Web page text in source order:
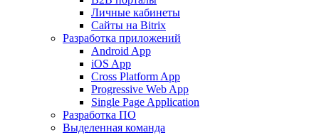
Личные кабинеты
Сайты на Bitrix
Разработка приложений
Android App
iOS App
Cross Platform App
Progressive Web App
Single Page Application
Разработка ПО
Выделенная команда